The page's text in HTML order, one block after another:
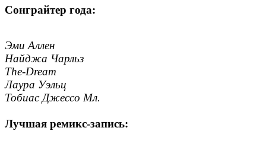
Сонграйтер года:
Эми Аллен
Найджа Чарльз
The-Dream
Лаура Уэльц
Тобиас Джессо Мл.
Лучшая ремикс-запись: